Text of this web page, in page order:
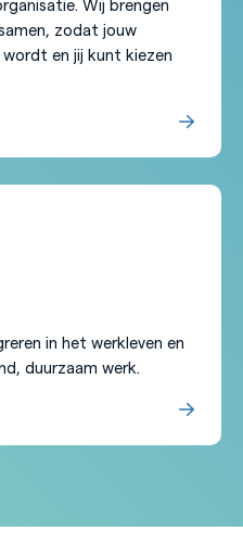
zodat jouw
en jij kunt kiezen
in het werkleven en
duurzaam werk.